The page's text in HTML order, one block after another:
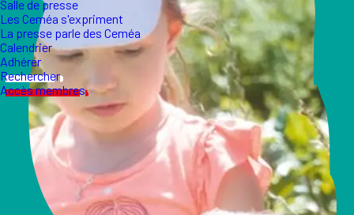
Salle de presse
Les Ceméa s'expriment
La presse parle des Ceméa
Calendrier
Adhérer
Rechercher
Accès membres